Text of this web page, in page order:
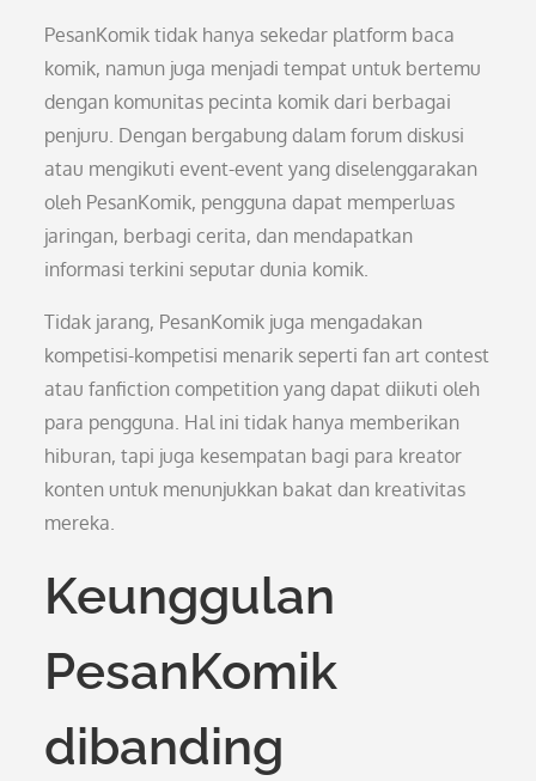
PesanKomik tidak hanya sekedar platform baca
komik, namun juga menjadi tempat untuk bertemu
dengan komunitas pecinta komik dari berbagai
penjuru. Dengan bergabung dalam forum diskusi
atau mengikuti event-event yang diselenggarakan
oleh PesanKomik, pengguna dapat memperluas
jaringan, berbagi cerita, dan mendapatkan
informasi terkini seputar dunia komik.
Tidak jarang, PesanKomik juga mengadakan
kompetisi-kompetisi menarik seperti fan art contest
atau fanfiction competition yang dapat diikuti oleh
para pengguna. Hal ini tidak hanya memberikan
hiburan, tapi juga kesempatan bagi para kreator
konten untuk menunjukkan bakat dan kreativitas
mereka.
Keunggulan
PesanKomik
dibanding